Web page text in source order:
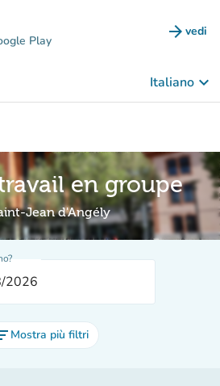
Play arrow_forward vedi
Italiano keyboard_arrow_down
en groupe
Jean d'Angély
Mostra più filtri